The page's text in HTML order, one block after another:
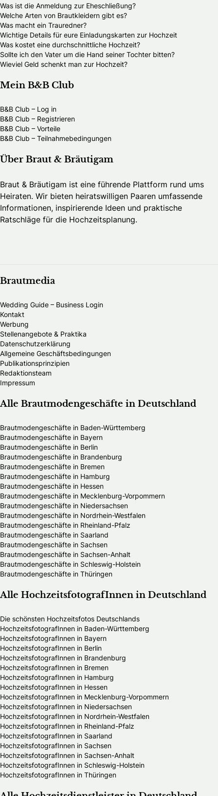
Was ist die Anmeldung zur Eheschließung?
Welche Arten von Brautkleidern gibt es?
Was macht ein Trauredner?
Wichtige Details für eure Einladungskarten zur Hochzeit
Was kostet eine durchschnittliche Hochzeit?
Sollte ich den Vater um die Hand seiner Tochter bitten?
Wieviel Geld schenkt man zur Hochzeit?
Mein B&B Club
B&B Club – Log in
B&B Club – Registrieren
B&B Club – Vorteile
B&B Club – Teilnahmebedingungen
Über Braut & Bräutigam
Braut & Bräutigam ist eine führende Plattform rund ums
Heiraten. Wir bieten heiratswilligen Paaren umfassende
Informationen, inspirierende Ideen und praktische
Ratschläge für die Hochzeitsplanung.
Brautmedia
Wedding Guide – Business Login
Kontakt
Werbung
Stellenangebote & Praktika
Datenschutzerklärung
Allgemeine Geschäftsbedingungen
Publikationsprinzipien
Redaktionsteam
Impressum
Alle Brautmodengeschäfte in Deutschland
Brautmodengeschäfte in Baden-Württemberg
Brautmodengeschäfte in Bayern
Brautmodengeschäfte in Berlin
Brautmodengeschäfte in Brandenburg
Brautmodengeschäfte in Bremen
Brautmodengeschäfte in Hamburg
Brautmodengeschäfte in Hessen
Brautmodengeschäfte in Mecklenburg-Vorpommern
Brautmodengeschäfte in Niedersachsen
Brautmodengeschäfte in Nordrhein-Westfalen
Brautmodengeschäfte in Rheinland-Pfalz
Brautmodengeschäfte in Saarland
Brautmodengeschäfte in Sachsen
Brautmodengeschäfte in Sachsen-Anhalt
Brautmodengeschäfte in Schleswig-Holstein
Brautmodengeschäfte in Thüringen
Alle HochzeitsfotografInnen in Deutschland
Die schönsten Hochzeitsfotos Deutschlands
HochzeitsfotografInnen in Baden-Württemberg
HochzeitsfotografInnen in Bayern
HochzeitsfotografInnen in Berlin
HochzeitsfotografInnen in Brandenburg
HochzeitsfotografInnen in Bremen
HochzeitsfotografInnen in Hamburg
HochzeitsfotografInnen in Hessen
HochzeitsfotografInnen in Mecklenburg-Vorpommern
HochzeitsfotografInnen in Niedersachsen
HochzeitsfotografInnen in Nordrhein-Westfalen
HochzeitsfotografInnen in Rheinland-Pfalz
HochzeitsfotografInnen in Saarland
HochzeitsfotografInnen in Sachsen
HochzeitsfotografInnen in Sachsen-Anhalt
HochzeitsfotografInnen in Schleswig-Holstein
HochzeitsfotografInnen in Thüringen